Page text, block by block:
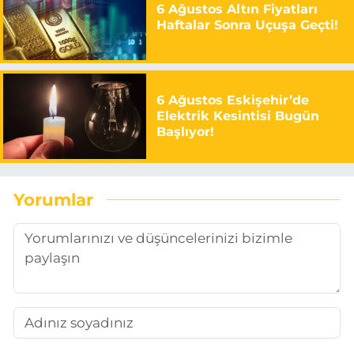
6 Ağustos Altın Fiyatları
Haftalar Sonra Uçuşa Geçti!
6 Ağustos Eskişehir’de
Elektrik Kesintisi Bugün
Başlıyor!
Yorumlar